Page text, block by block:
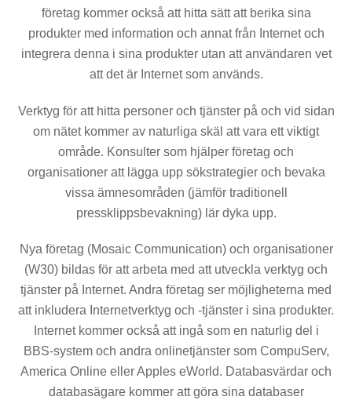
företag kommer också att hitta sätt att berika sina
produkter med information och annat från Internet och
integrera denna i sina produkter utan att användaren vet
att det är Internet som används.
Verktyg för att hitta personer och tjänster på och vid sidan
om nätet kommer av naturliga skäl att vara ett viktigt
område. Konsulter som hjälper företag och
organisationer att lägga upp sökstrategier och bevaka
vissa ämnesområden (jämför traditionell
pressklippsbevakning) lär dyka upp.
Nya företag (Mosaic Communication) och organisatio­ner
(W30) bildas för att arbeta med att utveckla verktyg och
tjänster på Internet. Andra företag ser möjligheterna med
att inkludera Internetverktyg och -tjänster i sina pro­dukter.
Internet kommer också att ingå som en naturlig del i
BBS-system och andra onlinetjänster som CompuServ,
America Online eller Apples eWorld. Databasvärdar och
databasägare kommer att göra sina databaser